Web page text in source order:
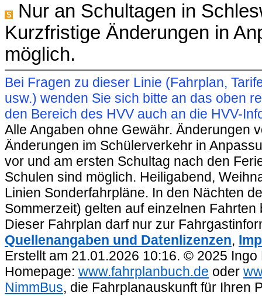
S
Nur an Schultagen in
Kurzfristige Änderungen in
möglich.
Bei Fragen zu dieser Linie (Fahrplan,
usw.) wenden Sie sich bitte an das oben
den Bereich des HVV auch an die HVV-
Alle Angaben ohne Gewähr. Änderungen
Änderungen im Schülerverkehr in
vor und am ersten Schultag nach den
Schulen sind möglich. Heiligabend,
Linien Sonderfahrpläne. In den Nächten
Sommerzeit) gelten auf einzelnen
Dieser Fahrplan darf nur zur
Quellenangaben und Datenlizenzen,
Erstellt am 21.01.2026 10:16. © 2025
Homepage: www.fahrplanbuch.de oder
NimmBus, die Fahrplanauskunft für Ihren